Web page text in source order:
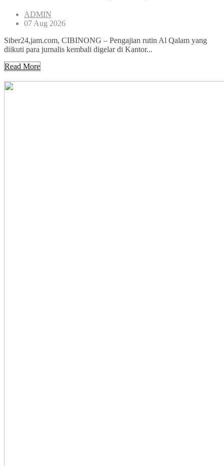
ADMIN
07 Aug 2026
Siber24,jam.com, CIBINONG – Pengajian rutin Al Qalam yang
diikuti para jurnalis kembali digelar di Kantor...
Read More